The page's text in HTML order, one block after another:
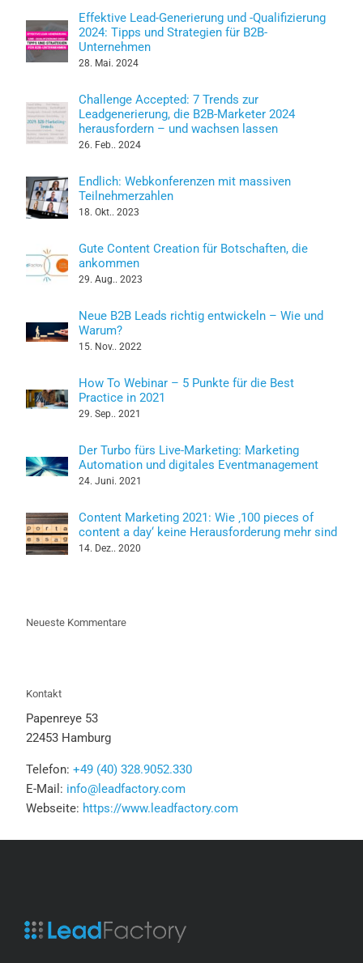
Effektive Lead-Generierung und -Qualifizierung
2024: Tipps und Strategien für B2B-
Unternehmen
28. Mai. 2024
Challenge Accepted: 7 Trends zur
Leadgenerierung, die B2B-Marketer 2024
herausfordern – und wachsen lassen
26. Feb.. 2024
Endlich: Webkonferenzen mit massiven
Teilnehmerzahlen
18. Okt.. 2023
Gute Content Creation für Botschaften, die
ankommen
29. Aug.. 2023
Neue B2B Leads richtig entwickeln – Wie und
Warum?
15. Nov.. 2022
How To Webinar – 5 Punkte für die Best
Practice in 2021
29. Sep.. 2021
Der Turbo fürs Live-Marketing: Marketing
Automation und digitales Eventmanagement
24. Juni. 2021
Content Marketing 2021: Wie ‚100 pieces of
content a day‘ keine Herausforderung mehr sind
14. Dez.. 2020
Neueste Kommentare
Kontakt
Papenreye 53
22453 Hamburg
Telefon: +49 (40) 328.9052.330
E-Mail: info@leadfactory.com
Webseite: https://www.leadfactory.com